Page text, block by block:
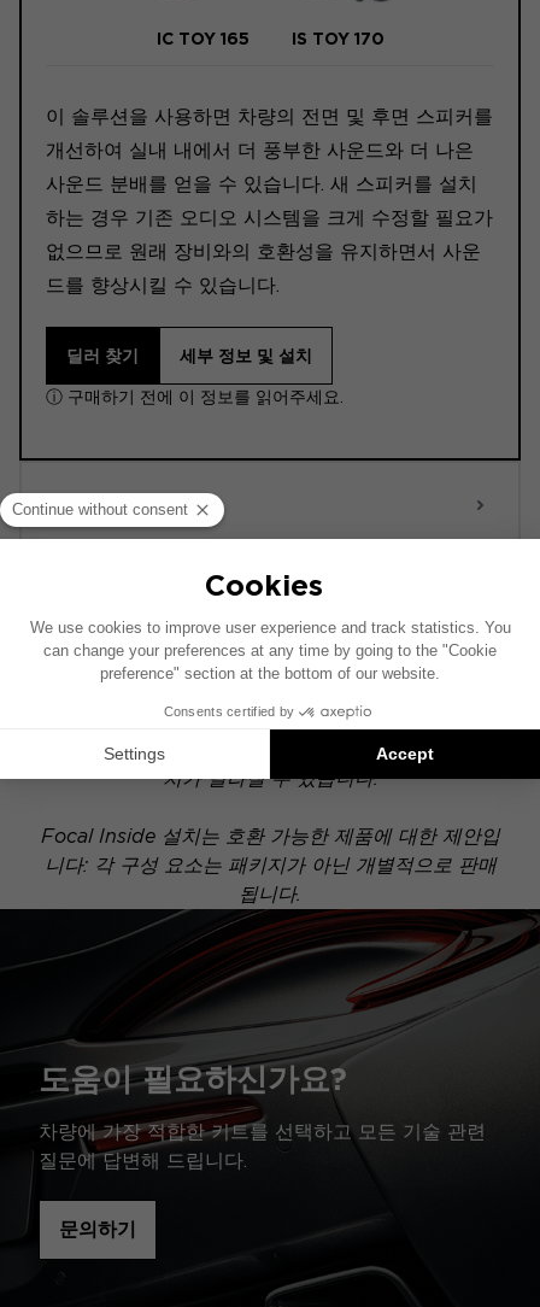
IC TOY 165 IS TOY 170
이 솔루션을 사용하면 차량의 전면 및 후면 스피커를
개선하여 실내 내에서 더 풍부한 사운드와 더 나은
사운드 분배를 얻을 수 있습니다. 새 스피커를 설치
하는 경우 기존 오디오 시스템을 크게 수정할 필요가
없으므로 원래 장비와의 호환성을 유지하면서 사운
드를 향상시킬 수 있습니다.
딜러 찾기 세부 정보 및 설치
ⓘ 구매하기 전에 이 정보를 읽어주세요.
ACTIVE 6.0
기준으로 제작되었습니다. 차량에 특정 하이파이 옵션
이 장착되어 있는 경우, 도면에 표시된 구성 요소의 위
치가 달라질 수 있습니다.
Focal Inside 설치는 호환 가능한 제품에 대한 제안입
니다: 각 구성 요소는 패키지가 아닌 개별적으로 판매
됩니다.
도움이 필요하신가요?
차량에 가장 적합한 키트를 선택하고 모든 기술 관련
질문에 답변해 드립니다.
문의하기